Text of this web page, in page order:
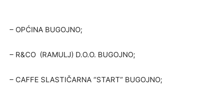
– OPĆINA BUGOJNO;
– R&CO (RAMULJ) D.O.O. BUGOJNO;
– CAFFE SLASTIČARNA “START” BUGOJNO;